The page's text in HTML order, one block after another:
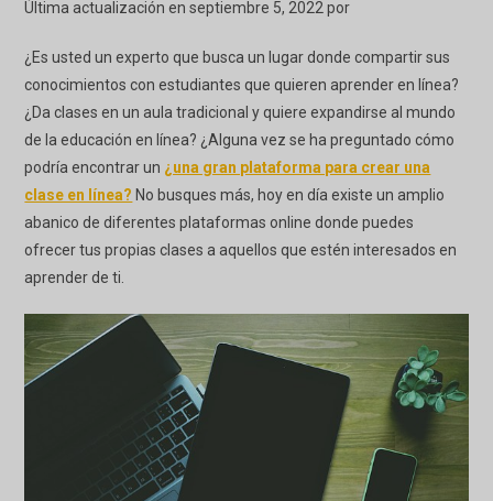
Última actualización en septiembre 5, 2022 por
¿Es usted un experto que busca un lugar donde compartir sus
conocimientos con estudiantes que quieren aprender en línea?
¿Da clases en un aula tradicional y quiere expandirse al mundo
de la educación en línea? ¿Alguna vez se ha preguntado cómo
podría encontrar un ¿una gran plataforma para crear una
clase en línea? No busques más, hoy en día existe un amplio
abanico de diferentes plataformas online donde puedes
ofrecer tus propias clases a aquellos que estén interesados en
aprender de ti.